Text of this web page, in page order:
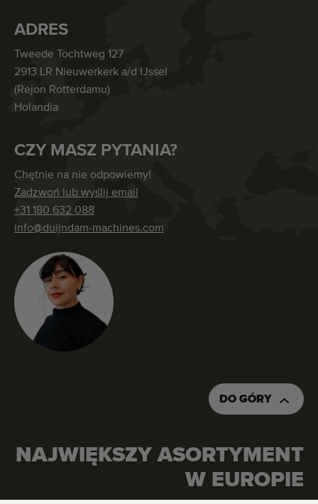
ZAMÓW TĘ MASZYNĘ
ADRES
Tweede Tochtweg 127
2913 LR Nieuwerkerk a/d IJssel
(Rejon Rotterdamu)
Holandia
CZY MASZ PYTANIA?
Chętnie na nie odpowiemy!
Zadzwoń lub wyślij email
+31 180 632 088
info@duijndam-machines.com
DO GÓRY
NAJWIĘKSZY ASORTYMENT
W EUROPIE